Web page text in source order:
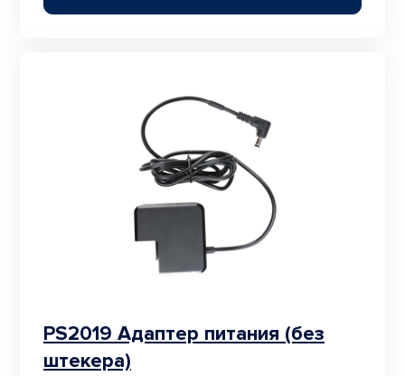
PS2019 Адаптер питания (без
штекера)